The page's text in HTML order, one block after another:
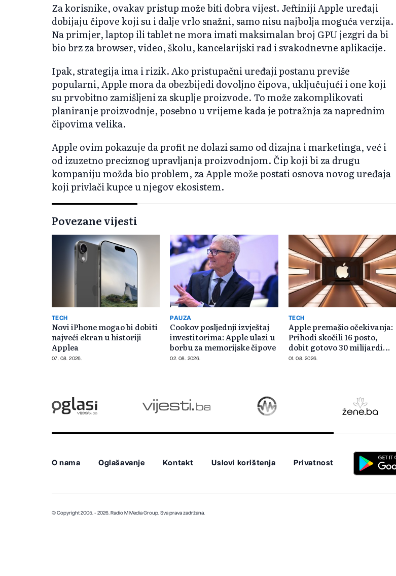
Za korisnike, ovakav pristup može biti dobra vijest. Jeftiniji Apple uređaji
dobijaju čipove koji su i dalje vrlo snažni, samo nisu najbolja moguća verzija.
Na primjer, laptop ili tablet ne mora imati maksimalan broj GPU jezgri da bi
bio brz za browser, video, školu, kancelarijski rad i svakodnevne aplikacije.
Ipak, strategija ima i rizik. Ako pristupačni uređaji postanu previše
popularni, Apple mora da obezbijedi dovoljno čipova, uključujući i one koji
su prvobitno zamišljeni za skuplje proizvode. To može zakomplikovati
planiranje proizvodnje, posebno u vrijeme kada je potražnja za naprednim
čipovima velika.
Apple ovim pokazuje da profit ne dolazi samo od dizajna i marketinga, već i
od izuzetno preciznog upravljanja proizvodnjom. Čip koji bi za drugu
kompaniju možda bio problem, za Apple može postati osnova novog uređaja
koji privlači kupce u njegov ekosistem.
Povezane vijesti
TECH
Novi iPhone mogao bi dobiti
najveći ekran u historiji
Applea
07. 08. 2026.
PAUZA
Cookov posljednji izvještaj
investitorima: Apple ulazi u
borbu za memorijske čipove
02. 08. 2026.
TECH
Apple premašio očekivanja:
Prihodi skočili 16 posto,
dobit gotovo 30 milijardi
dolara
01. 08. 2026.
O nama Oglašavanje Kontakt Uslovi korištenja Privatnost
© Copyright 2005. - 2026. Radio M Media Group. Sva prava zadržana.